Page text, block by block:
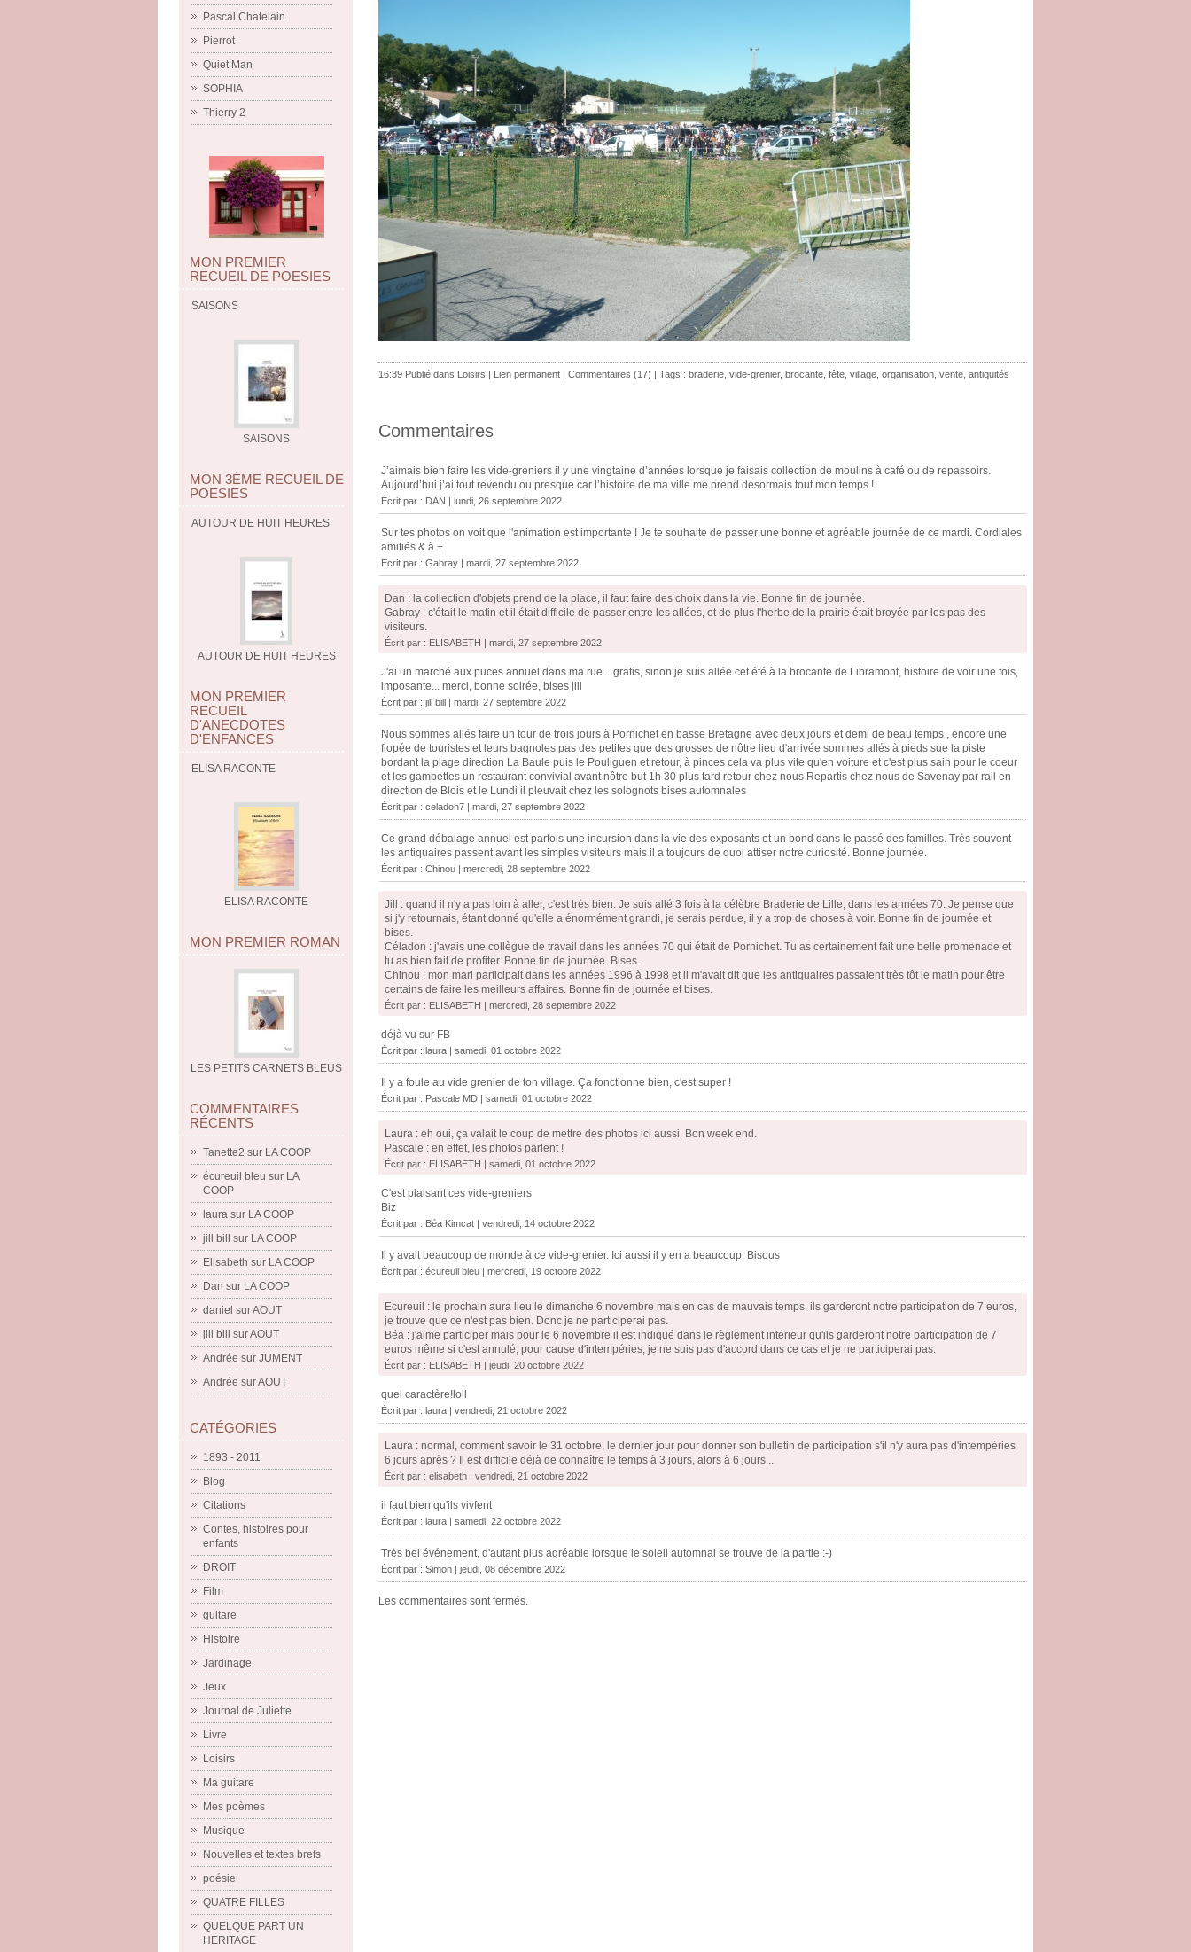
Pascal Chatelain
Pierrot
Quiet Man
SOPHIA
Thierry 2
MON PREMIER
RECUEIL DE POESIES
SAISONS
SAISONS
MON 3ÈME RECUEIL DE
POESIES
AUTOUR DE HUIT HEURES
AUTOUR DE HUIT HEURES
MON PREMIER
RECUEIL
D'ANECDOTES
D'ENFANCES
ELISA RACONTE
ELISA RACONTE
MON PREMIER ROMAN
LES PETITS CARNETS BLEUS
COMMENTAIRES
RÉCENTS
Tanette2 sur LA COOP
écureuil bleu sur LA
COOP
laura sur LA COOP
jill bill
sur LA COOP
Elisabeth sur LA COOP
Dan sur LA COOP
daniel surAOUT
jill bill
surAOUT
Andrée sur JUMENT
Andrée surAOUT
CATÉGORIES
1893 - 2011
Blog
Citations
Contes, histoires pour
enfants
DROIT
Film
guitare
Histoire
Jardinage
Jeux
Journal de Juliette
Livre
Loisirs
Ma guitare
Mes poèmes
Musique
Nouvelles et textes brefs
poésie
QUATRE FILLES
QUELQUE PART UN
HERITAGE
16:39 Publié dans Loisirs Lien permanent Commentaires (17) | Tags : braderie vide-grenier, brocante fête village organisation vente antiquités
Commentaires
J’aimais bien faire les vide-greniers il y une vingtaine d’années lorsque je faisais collection de moulins à café ou de repassoirs.
Aujourd’hui j’ai tout revendu ou presque car l’histoire de ma ville me prend désormais tout mon temps !
Écrit par : DAN | lundi, 26 septembre 2022
Sur tes photos on voit que l'animation est importante ! Je te souhaite de passer une bonne et agréable journée de ce mardi. Cordiales
amitiés & à +
Écrit par : Gabray | mardi, 27 septembre 2022
Dan : la collection d'objets prend de la place, il faut faire des choix dans la vie. Bonne fin de journée.
Gabray : c'était le matin et il était difficile de passer entre les allées, et de plus l'herbe de la prairie était broyée par les pas des
visiteurs.
Écrit par : ELISABETH | mardi, 27 septembre 2022
J'ai un marché aux puces annuel dans ma rue... gratis, sinon je suis allée cet été à la brocante de Libramont, histoire de voir une fois,
imposante... merci, bonne soirée, bises jill
Écrit par : jill bill | mardi, 27 septembre 2022
Nous sommes allés faire un tour de trois jours à Pornichet en basse Bretagne avec deux jours et demi de beau temps , encore une
flopée de touristes et leurs bagnoles pas des petites que des grosses de nôtre lieu d'arrivée sommes allés à pieds sue la piste
bordant la plage direction La Baule puis le Pouliguen et retour, à pinces cela va plus vite qu'en voiture et c'est plus sain pour le coeur
et les gambettes un restaurant convivial avant nôtre but 1h 30 plus tard retour chez nous Repartis chez nous de Savenay par rail en
direction de Blois et le Lundi il pleuvait chez les solognots bises automnales
Écrit par : celadon7 | mardi, 27 septembre 2022
Ce grand débalage annuel est parfois une incursion dans la vie des exposants et un bond dans le passé des familles. Très souvent
les antiquaires passent avant les simples visiteurs mais il a toujours de quoi attiser notre curiosité. Bonne journée.
Écrit par : Chinou | mercredi, 28 septembre 2022
Jill : quand il n'y a pas loin à aller, c'est très bien. Je suis allé 3 fois à la célèbre Braderie de Lille, dans les années 70. Je pense que
si j'y retournais, étant donné qu'elle a énormément grandi, je serais perdue, il y a trop de choses à voir. Bonne fin de journée et
bises.
Céladon : j'avais une collègue de travail dans les années 70 qui était de Pornichet. Tu as certainement fait une belle promenade et
tu as bien fait de profiter. Bonne fin de journée. Bises.
Chinou : mon mari participait dans les années 1996 à 1998 et il m'avait dit que les antiquaires passaient très tôt le matin pour être
certains de faire les meilleurs affaires. Bonne fin de journée et bises.
Écrit par : ELISABETH | mercredi, 28 septembre 2022
déjà vu sur FB
Écrit par : laura | samedi, 01 octobre 2022
Il y a foule au vide grenier de ton village. Ça fonctionne bien, c'est super !
Écrit par : Pascale MD | samedi, 01 octobre 2022
Laura : eh oui, ça valait le coup de mettre des photos ici aussi. Bon week end.
Pascale : en effet, les photos parlent !
Écrit par : ELISABETH | samedi, 01 octobre 2022
C'est plaisant ces vide-greniers
Biz
Écrit par : Béa Kimcat | vendredi, 14 octobre 2022
Il y avait beaucoup de monde à ce vide-grenier. Ici aussi il y en a beaucoup. Bisous
Écrit par : écureuil bleu | mercredi, 19 octobre 2022
Ecureuil : le prochain aura lieu le dimanche 6 novembre mais en cas de mauvais temps, ils garderont notre participation de 7 euros,
je trouve que ce n'est pas bien. Donc je ne participerai pas.
Béa : j'aime participer mais pour le 6 novembre il est indiqué dans le règlement intérieur qu'ils garderont notre participation de 7
euros même si c'est annulé, pour cause d'intempéries, je ne suis pas d'accord dans ce cas et je ne participerai pas.
Écrit par : ELISABETH | jeudi, 20 octobre 2022
quel caractère!loll
Écrit par : laura | vendredi, 21 octobre 2022
Laura : normal, comment savoir le 31 octobre, le dernier jour pour donner son bulletin de participation s'il n'y aura pas d'intempéries
6 jours après ? Il est difficile déjà de connaître le temps à 3 jours, alors à 6 jours...
Écrit par : elisabeth | vendredi, 21 octobre 2022
il faut bien qu'ils vivfent
Écrit par : laura | samedi, 22 octobre 2022
Très bel événement, d'autant plus agréable lorsque le soleil automnal se trouve de la partie :-)
Écrit par : Simon | jeudi, 08 décembre 2022
Les commentaires sont fermés.